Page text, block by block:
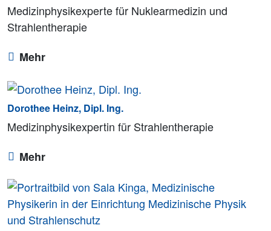
Medizinphysikexperte für Nuklearmedizin und
Strahlentherapie
Mehr
Dorothee Heinz, Dipl. Ing.
Medizinphysikexpertin für Strahlentherapie
Mehr